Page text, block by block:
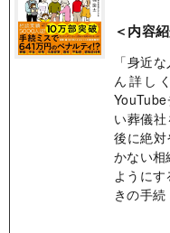
＜内容
「身近
ん詳し
い葬儀
後に絶
かない相
ように
きの手